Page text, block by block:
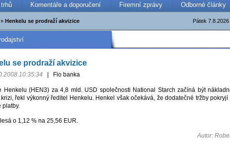
Komentáře a doporučení Firemní zprávy Odborné články
Pátek
» Henkelu se prodraží akvizice
se prodraží akvizice
10:35:34 Fio banka
Henkelu (HEN3) za 4,8 mld. USD společnosti National Starch začíná být
řekl výkonný ředitel Henkelu. Henkel však očekává, že dodatečné tržby pokryjí
platby.
o 1,12 % na 25,56 EUR.
Autor: